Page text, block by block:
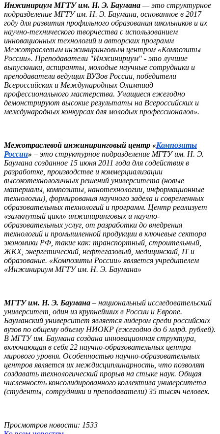
Инжинириум МГТУ им. Н. Э. Баумана — это структурное
подразделение МГТУ им. Н. Э. Баумана, основанное в 2017
году для развития профильного образования школьников и их
научно-технического творчества с использованием
инновационных технологий и авторских программ
Межотраслевым инжиниринговым центром «Композиты
России». Преподаватели "Инжинириум" - это лучшие
выпускники, аспиранты, молодые научные сотрудники и
преподаватели ведущих ВУЗов России, победители
Всероссийских и Международных Олимпиад
профессионального мастерства. Учащиеся ежегодно
демонстрируют высокие результаты на Всероссийских и
международных конкурсах для молодых профессионалов».
Межотраслевой инжиниринговый центр «Композиты
России» – это структурное подразделение МГТУ им. Н. Э.
Баумана созданное 15 июня 2011 года для содействия в
разработке, производстве и коммерциализации
высокотехнологичных решений университета (новые
материалы, композиты, нанотехнологии, информационные
технологии), формирования научного задела и современных
образовательных технологий и программ. Центр реализует
«замкнутый цикл» инжиниринговых и научно-
образовательных услуг, от разработки до внедрения
технологий и промышленной продукции в ключевые сектора
экономики РФ, такие как: транспортный, строительный,
ЖКХ, энергетический, нефтегазовый, медицинский, IT и
образование. «Композиты России» является учредителем
«Инжинириум МГТУ им. Н. Э. Баумана»
МГТУ им. Н. Э. Баумана – национальный исследовательский
университет, один из крупнейших в России и Европе.
Бауманский университет является лидером среди российских
вузов по общему объему НИОКР (ежегодно до 6 млрд. рублей).
В МГТУ им. Баумана создана инновационная структура,
включающая в себя 22 научно-образовательных центра
мирового уровня. Особенностью научно-образовательных
центров является их междисциплинарность, что позволят
создавать технологический прорыв на стыке наук. Общая
численность консолидированного коллектива университета
(студенты, сотрудники и преподаватели) 35 тысяч человек.
Просмотров новости: 1533